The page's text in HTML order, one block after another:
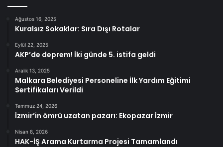
Ağustos 16, 2025
Kuralsız Sokaklar: Sıra Dışı Rotalar
Eylül 22, 2025
AKP’de deprem! İki günde 5. istifa geldi
Aralık 13, 2025
Malkara Belediyesi Personeline İlk Yardım Eğitimi
Sertifikaları Verildi
Temmuz 24, 2026
İzmir’in ömrü uzatan pazarı: Ekopazar İzmir
Nisan 8, 2026
HAK-İŞ Arama Kurtarma Projesi Tamamlandı